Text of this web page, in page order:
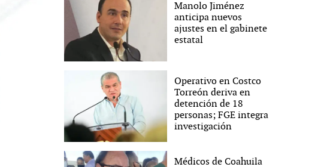
Manolo Jiménez
anticipa nuevos
ajustes en el gabinete
estatal
Operativo en Costco
Torreón deriva en
detención de 18
personas; FGE integra
investigación
Médicos de Coahuila